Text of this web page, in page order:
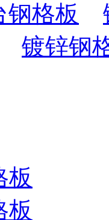
钢格板
镀锌钢
板
板